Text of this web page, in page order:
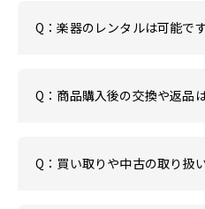
Q：楽器のレンタルは可能で
Q：商品購入後の交換や返品
Q：買い取りや中古の取り扱